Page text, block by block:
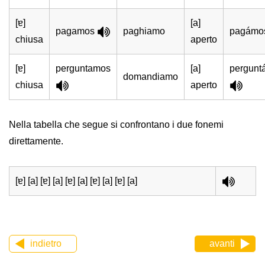
[ɐ]
chiusa
pagamos paghiamo
[a]
aperto
[ɐ]
chiusa
perguntamos
domandiamo
[a]
aperto
Nella tabella che segue si confrontano i due fonemi
direttamente.
[ɐ] [a] [ɐ] [a] [ɐ] [a] [ɐ] [a] [ɐ] [a]
indietro avanti